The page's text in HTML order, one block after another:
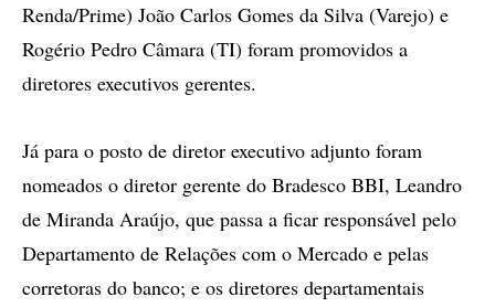
Renda/Prime) João Carlos Gomes da Silva (Varejo) e
Rogério Pedro Câmara (TI) foram promovidos a
diretores executivos gerentes.
Já para o posto de diretor executivo adjunto foram
nomeados o diretor gerente do Bradesco BBI, Leandro
de Miranda Araújo, que passa a ficar responsável pelo
Departamento de Relações com o Mercado e pelas
corretoras do banco; e os diretores departamentais